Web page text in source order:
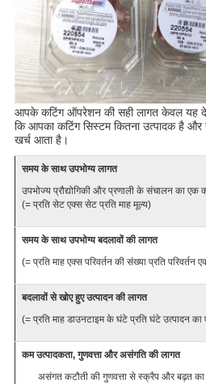
आपके कटिंग ऑपरेशन की सही लागत केवल यह
कि आपका कटिंग सिस्टम कितना उत्पादक है
खर्च आता है।
समय के साथ उपभोग्य लागत
उपभोज्य प्रौद्योगिकी और प्रणाली के संचालन का एक
(= प्रति सेट एक्स सेट प्रति माह मूल्य)
समय के साथ उपभोग्य बदलावों की लागत
(= प्रति माह एक्स परिवर्तन की संख्या प्रति
बदलावों से खोए हुए उत्पादन की लागत
(= प्रति माह डाउनटाइम के घंटे प्रति घंटे उत्पादन का
कम उत्पादकता, गुणवत्ता और असंगति की लागत
असंगत कटौती की गुणवत्ता से स्क्रैप और बढ़त